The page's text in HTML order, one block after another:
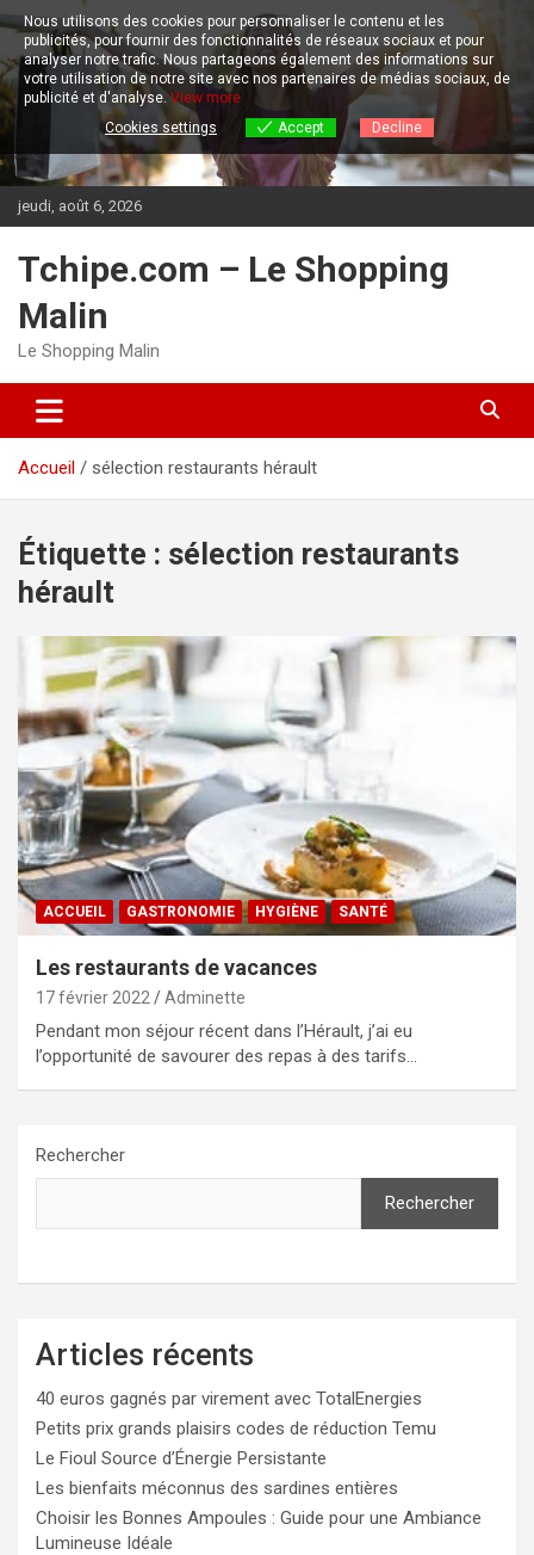
Aller
au
contenu
jeudi, août 6, 2026
Tchipe.com – Le Shopping
Malin
Le Shopping Malin
Accueil sélection restaurants hérault
Étiquette : sélection restaurants
hérault
ACCUEIL GASTRONOMIE HYGIÈNE SANTÉ
Les restaurants de vacances
17 février 2022 Adminette
Pendant mon séjour récent dans l’Hérault, j’ai eu
l’opportunité de savourer des repas à des tarifs…
Rechercher
Rechercher
Articles récents
40 euros gagnés par virement avec TotalEnergies
Petits prix grands plaisirs codes de réduction Temu
Le Fioul Source d’Énergie Persistante
Les bienfaits méconnus des sardines entières
Choisir les Bonnes Ampoules : Guide pour une Ambiance
Lumineuse Idéale
Nous utilisons des cookies pour personnaliser le contenu et les
publicités, pour fournir des fonctionnalités de réseaux sociaux et pour
analyser notre trafic.Nous partageons également des informations sur
votre utilisation de notre site avec nos partenaires de médias sociaux, de
publicité et d'analyse. View more
Cookies settings
Accept Decline